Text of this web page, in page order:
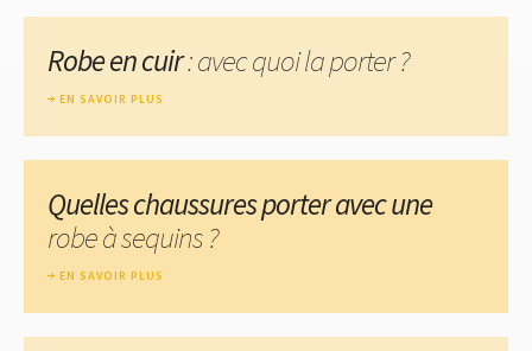
Robe en cuir: avec quoi la porter ?
EN SAVOIR PLUS
Quelles chaussures porter avec une
robe à sequins ?
EN SAVOIR PLUS